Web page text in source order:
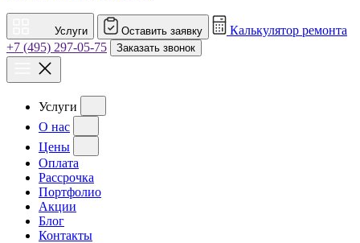
Услуги Оставить заявку
Калькулятор ремонта
+7 (495) 297-05-75
Заказать звонок
Услуги
О нас
Цены
Оплата
Рассрочка
Портфолио
Акции
Блог
Контакты